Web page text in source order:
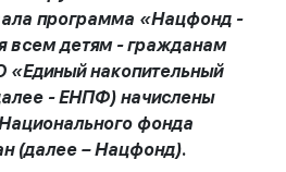
программа «Нацфонд -
всем детям - гражданам
«Единый накопительный
- ЕНПФ) начислены
фонда
(далее – Нацфонд).